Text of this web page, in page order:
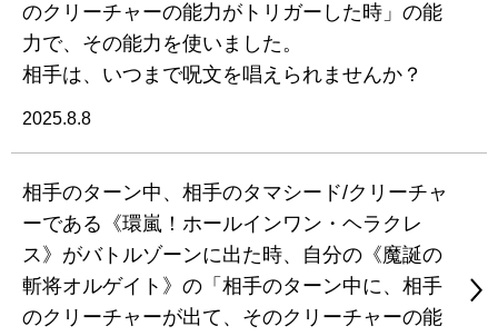
のクリーチャーの能力がトリガーした時」の能
力で、その能力を使いました。
相手は、いつまで呪文を唱えられませんか？
2025.8.8
相手のターン中、相手のタマシード/クリーチャ
ーである《環嵐！ホールインワン・ヘラクレ
ス》がバトルゾーンに出た時、自分の《魔誕の
斬将オルゲイト》の「相手のターン中に、相手
のクリーチャーが出て、そのクリーチャーの能